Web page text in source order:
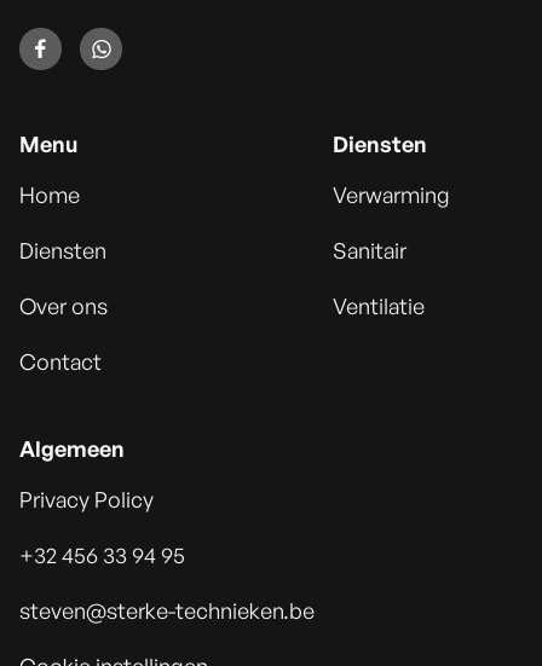
 
Menu
Home
Diensten
Over ons
Contact
Diensten
Verwarming
Sanitair
Ventilatie
Algemeen
Privacy Policy
+32 456 33 94 95
steven@sterke-technieken.be